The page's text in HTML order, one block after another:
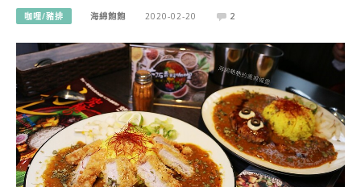
咖哩/豬排 海綿飽飽 2020-02-20 2